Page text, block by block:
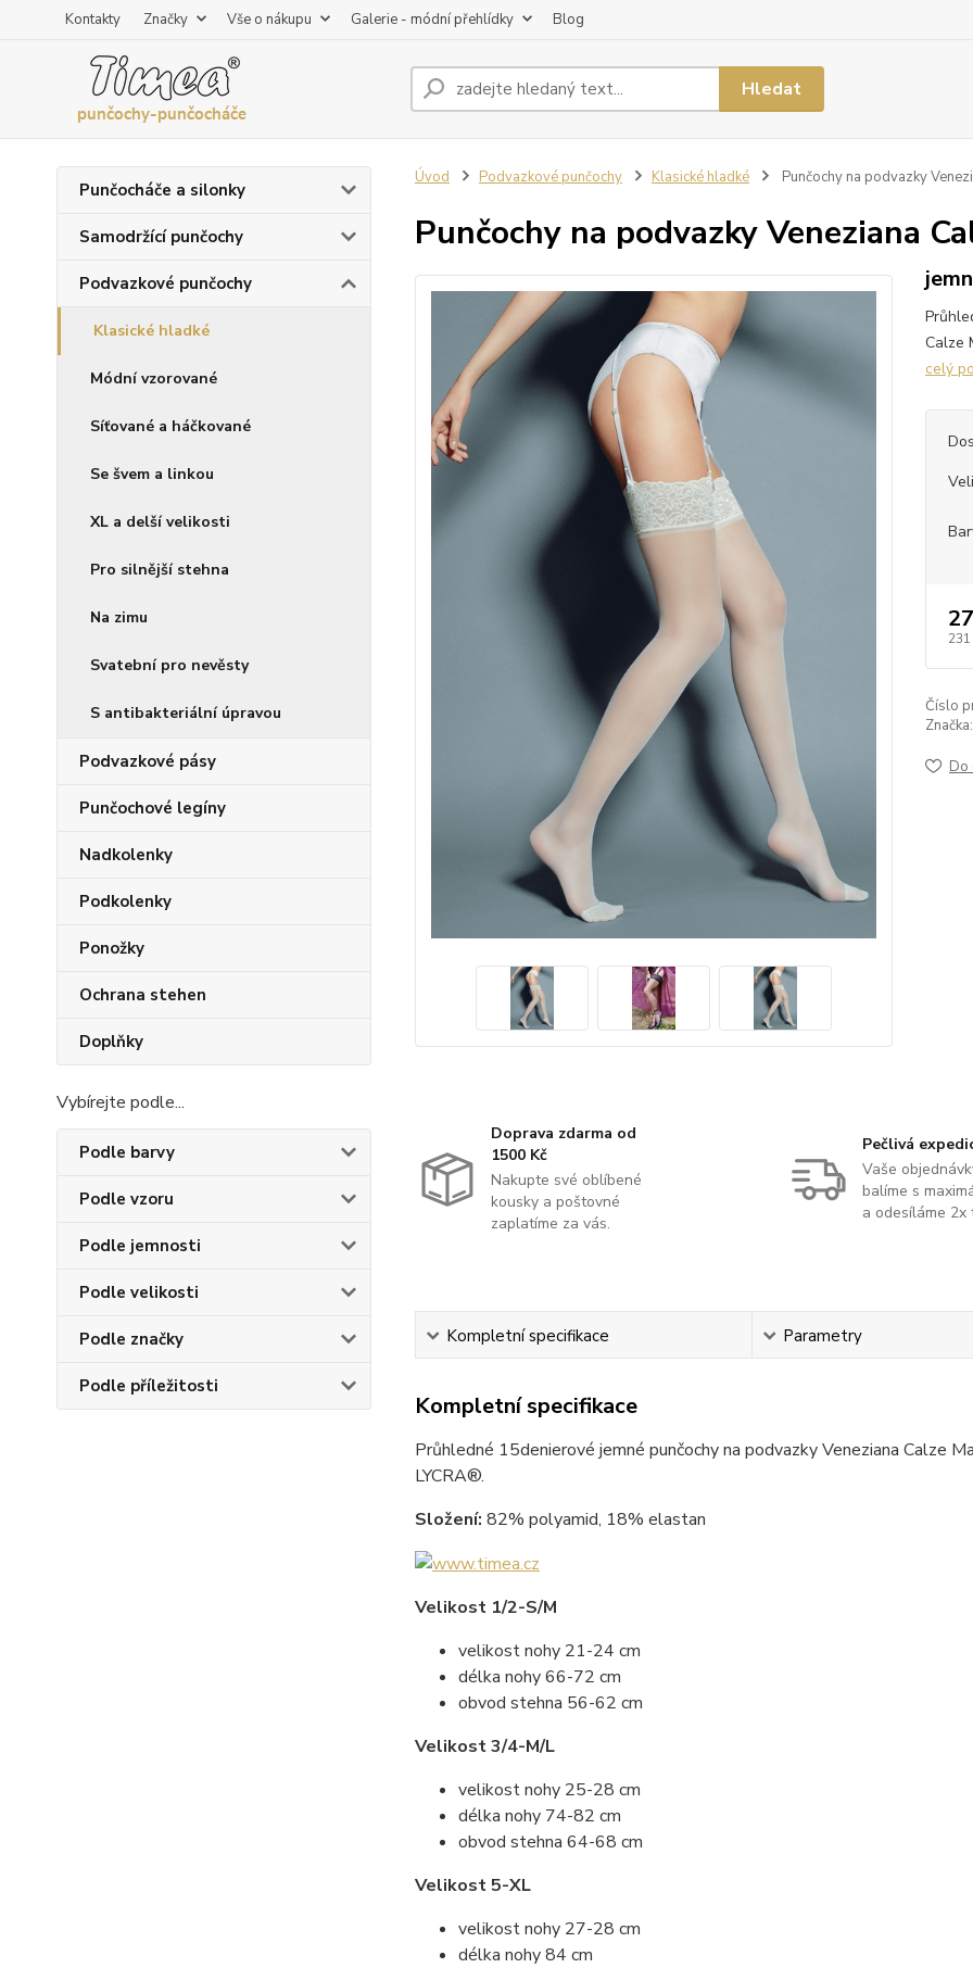
Kontakty Značky Vše o nákupu Galerie - módní přehlídky Blog
Hledat
Punčocháče a silonky
Samodržící punčochy
Podvazkové punčochy
Klasické hladké
Módní vzorované
Síťované a háčkované
Se švem a linkou
XL a delší velikosti
Pro silnější stehna
Na zimu
Svatební pro nevěsty
S antibakteriální úpravou
Podvazkové pásy
Punčochové legíny
Nadkolenky
Podkolenky
Ponožky
Ochrana stehen
Doplňky
Vybírejte podle...
Podle barvy
Podle vzoru
Podle jemnosti
Podle velikosti
Podle značky
Podle příležitosti
Úvod Podvazkové punčochy Klasické hladké Punčochy na podvazky
Punčochy na podvazky Veneziana
Calze
celý
231
Číslo
Značka:
Do
Doprava zdarma od
1500 Kč
Nakupte své oblíbené
kousky a poštovné
zaplatíme za vás.
Pečlivá
Vaše
balíme s
a odesíláme 2x
Kompletní specifikace Parametry
Kompletní specifikace
Průhledné 15denierové jemné punčochy na podvazky Veneziana Calze
LYCRA®.
Složení: 82% polyamid, 18% elastan
Velikost 1/2-S/M
velikost nohy 21-24 cm
délka nohy 66-72 cm
obvod stehna 56-62 cm
Velikost 3/4-M/L
velikost nohy 25-28 cm
délka nohy 74-82 cm
obvod stehna 64-68 cm
Velikost 5-XL
velikost nohy 27-28 cm
délka nohy 84 cm